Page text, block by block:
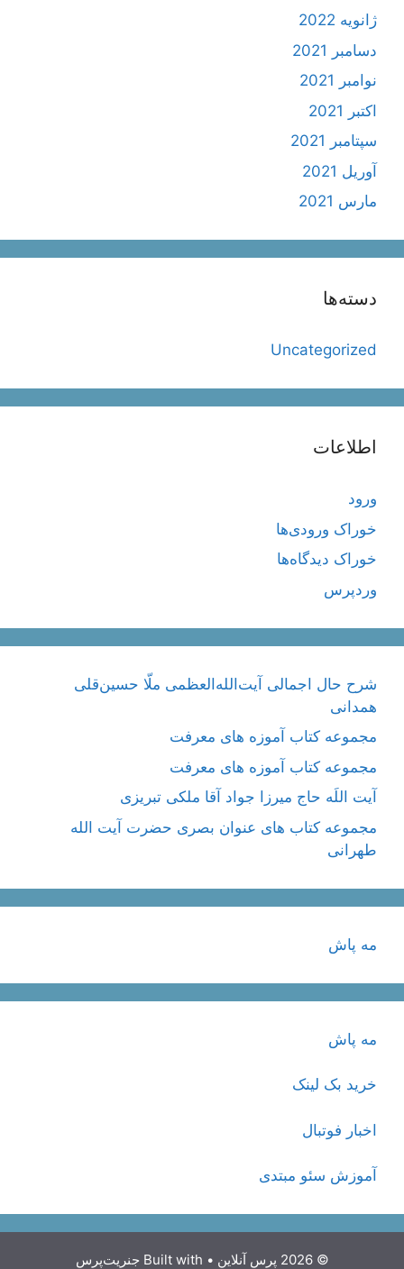
ژانویه 2022
دسامبر 2021
نوامبر 2021
اکتبر 2021
سپتامبر 2021
آوریل 2021
مارس 2021
دسته‌ها
Uncategorized
اطلاعات
ورود
خوراک ورودی‌ها
خوراک دیدگاه‌ها
وردپرس
شرح حال اجمالی آیت‌الله‌العظمی ملّا حسین‌قلی
همدانی
مجموعه کتاب آموزه های معرفت
مجموعه کتاب آموزه های معرفت
آیت اللَه حاج میرزا جواد آقا ملکی تبریزی
مجموعه کتاب های عنوان بصری حضرت آیت الله
طهرانی
مه پاش
مه پاش
خرید بک لینک
اخبار فوتبال
آموزش سئو مبتدی
© 2026 پرس آنلاین • Built with جنریت‌پرس